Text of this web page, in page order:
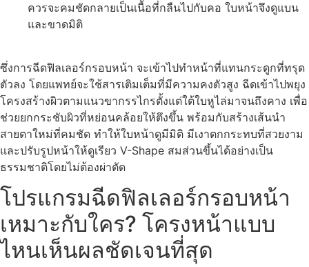
ควรจะคมชัดกลายเป็นเนื้อที่กลืนไปกับคอ ใบหน้าจึงดูแบน
และขาดมิติ
ซึ่งการฉีดฟิลเลอร์กรอบหน้า จะเข้าไปทำหน้าที่แทนกระดูกที่ทรุด
ตัวลง โดยแพทย์จะใช้สารเติมเต็มที่มีความคงตัวสูง ฉีดเข้าไปพยุง
โครงสร้างผิวตามแนวขากรรไกรตั้งแต่ใต้ใบหูไล่มาจนถึงคาง เพื่อ
ช่วยยกกระชับผิวที่หย่อนคล้อยให้ตึงขึ้น พร้อมกับสร้างเส้นนำ
สายตาใหม่ที่คมชัด ทำให้ใบหน้าดูมีมิติ มีเงาตกกระทบที่สวยงาม
และปรับรูปหน้าให้ดูเรียว V-Shape สมส่วนขึ้นได้อย่างเป็น
ธรรมชาติโดยไม่ต้องผ่าตัด
โปรแกรมฉีดฟิลเลอร์กรอบหน้า
เหมาะกับใคร? โครงหน้าแบบ
ไหนเห็นผลชัดเจนที่สุด